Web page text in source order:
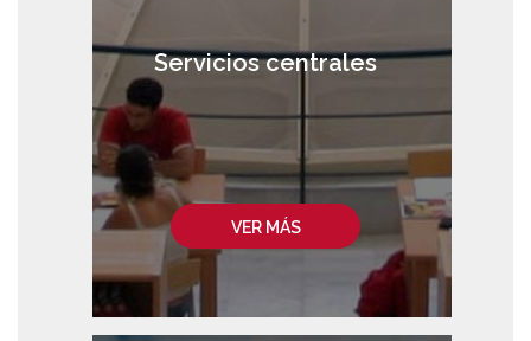
VER MÁS
Servicios centrales